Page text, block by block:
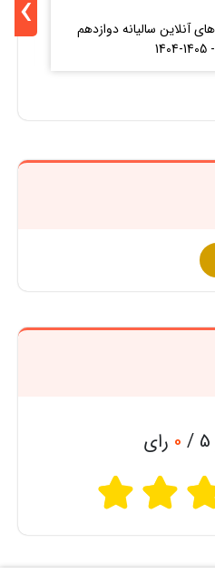
( 1 ) کلاس‌های آنلاین سالیانه دوازدهم
0 رای